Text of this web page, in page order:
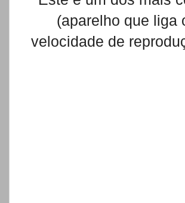
(aparelho que liga
velocidade de